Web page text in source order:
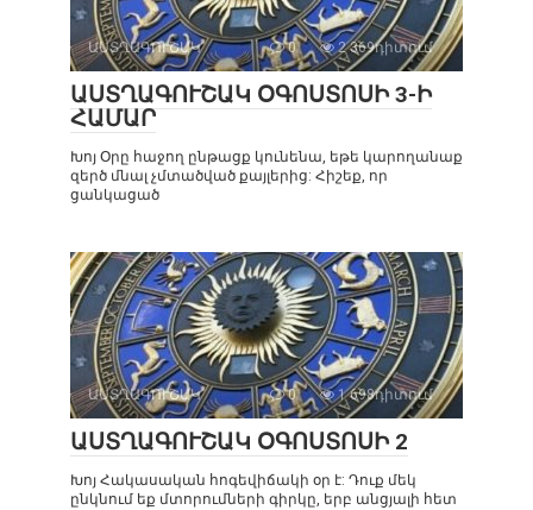
ԱՍՏՂԱԳՈՒՇԱԿ 0 2 369դիտում
ԱՍՏՂԱԳՈՒՇԱԿ ՕԳՈՍՏՈՍԻ 3-Ի
ՀԱՄԱՐ
Խոյ Օրը հաջող ընթացք կունենա, եթե կարողանաք
զերծ մնալ չմտածված քայլերից: Հիշեք, որ
ցանկացած
ԱՍՏՂԱԳՈՒՇԱԿ 0 1 698դիտում
ԱՍՏՂԱԳՈՒՇԱԿ ՕԳՈՍՏՈՍԻ 2
Խոյ Հակասական հոգեվիճակի օր է: Դուք մեկ
ընկնում եք մտորումների գիրկը, երբ անցյալի հետ